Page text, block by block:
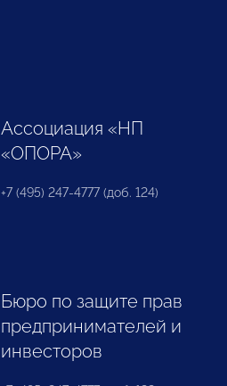
Ассоциация «НП
«ОПОРА»
+7 (495) 247-4777 (доб. 124)
Бюро по защите прав
предпринимателей и
инвесторов